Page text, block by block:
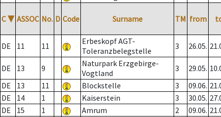
C ▼ ASSOC No. D Code Surname TM from
DE 11 11
Erbeskopf AGT-
Toleranzbelegstelle
3 26.05.
DE 13 9
Naturpark Erzgebirge-
Vogtland
3 29.05.
DE
13 11 Blockstelle 3 09.06.
DE
14 1 Kaiserstein 3 30.05.
DE
15 1 Amrum 2 09.06.